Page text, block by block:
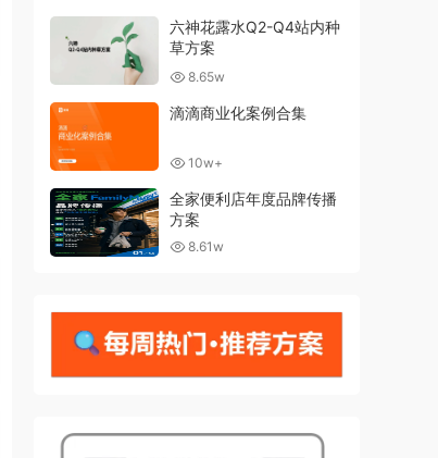
六神花露水Q2-Q4站内种
草方案
8.65w
滴滴商业化案例合集
10w+
全家便利店年度品牌传播
方案
8.61w